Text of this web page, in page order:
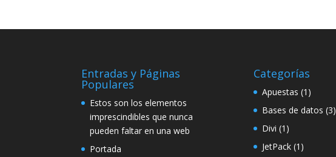
Entradas y Páginas
Populares
Estos son los elementos
imprescindibles que nunca
pueden faltar en una web
Portada
Categorías
Apuestas (1)
Bases de datos (3)
Divi (1)
JetPack(1)